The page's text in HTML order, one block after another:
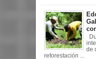
de
reforestación ...